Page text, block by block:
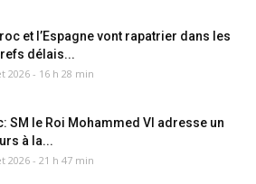
et l’Espagne vont rapatrier dans les
délais...
2026 - 16 h 28 min
SM le Roi Mohammed VI adresse un
à la...
2026 - 21 h 47 min